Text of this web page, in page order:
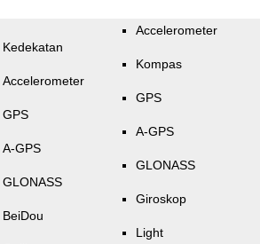
Kedekatan
Accelerometer
GPS
A-GPS
GLONASS
BeiDou
Accelerometer
Kompas
GPS
A-GPS
GLONASS
Giroskop
Light